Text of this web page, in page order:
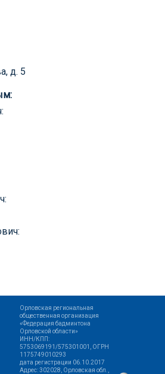
д. 5
Орловская региональная
общественная организация
«Федерация бадминтона
Орловской области»
ИНН/КПП:
5753069191/575301001, ОГРН
1175749010293
дата регистрации 06.10.2017
Адрес: 302028, Орловская обл.,